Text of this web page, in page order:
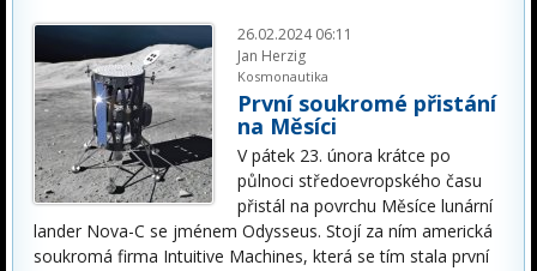
26.02.2024 06:11
Jan Herzig
Kosmonautika
První soukromé přistání
na Měsíci
V pátek 23. února krátce po
půlnoci středoevropského času
přistál na povrchu Měsíce lunární
lander Nova-C se jménem Odysseus. Stojí za ním americká
soukromá firma Intuitive Machines, která se tím stala první